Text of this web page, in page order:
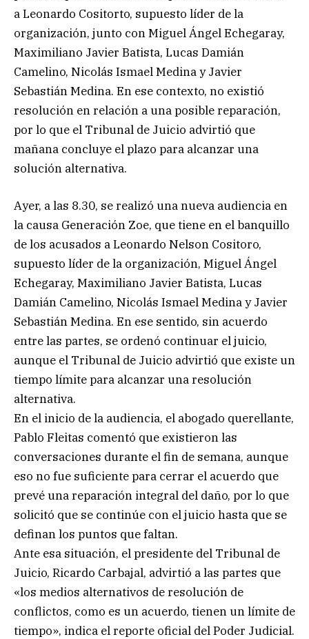
a Leonardo Cositorto, supuesto líder de la
organización, junto con Miguel Ángel Echegaray,
Maximiliano Javier Batista, Lucas Damián
Camelino, Nicolás Ismael Medina y Javier
Sebastián Medina. En ese contexto, no existió
resolución en relación a una posible reparación,
por lo que el Tribunal de Juicio advirtió que
mañana concluye el plazo para alcanzar una
solución alternativa.
Ayer, a las 8.30, se realizó una nueva audiencia en
la causa Generación Zoe, que tiene en el banquillo
de los acusados a Leonardo Nelson Cositoro,
supuesto líder de la organización, Miguel Ángel
Echegaray, Maximiliano Javier Batista, Lucas
Damián Camelino, Nicolás Ismael Medina y Javier
Sebastián Medina. En ese sentido, sin acuerdo
entre las partes, se ordenó continuar el juicio,
aunque el Tribunal de Juicio advirtió que existe un
tiempo límite para alcanzar una resolución
alternativa.
En el inicio de la audiencia, el abogado querellante,
Pablo Fleitas comentó que existieron las
conversaciones durante el fin de semana, aunque
eso no fue suficiente para cerrar el acuerdo que
prevé una reparación integral del daño, por lo que
solicitó que se continúe con el juicio hasta que se
definan los puntos que faltan.
Ante esa situación, el presidente del Tribunal de
Juicio, Ricardo Carbajal, advirtió a las partes que
«los medios alternativos de resolución de
conflictos, como es un acuerdo, tienen un límite de
tiempo», indica el reporte oficial del Poder Judicial.